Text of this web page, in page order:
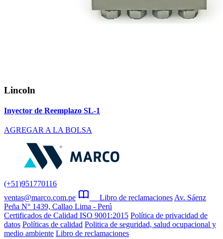
Lincoln
Inyector de Reemplazo SL-1
AGREGAR A LA BOLSA
(+51)951770116
ventas@marco.com.pe
Libro de reclamaciones Av. Sáenz
Peña N° 1439, Callao Lima - Perú
Certificados de Calidad ISO 9001:2015 Política de privacidad de
datos Políticas de calidad Politica de seguridad, salud ocupacional y
medio ambiente Libro de reclamaciones